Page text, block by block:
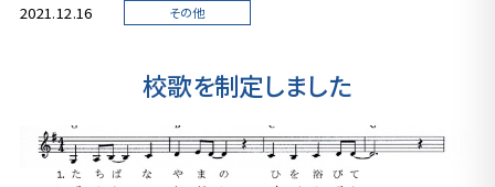
2021.12.16 その他
校歌を制定しました